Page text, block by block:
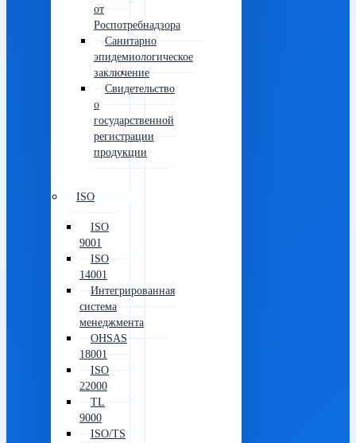
от
Роспотребнадзора
Санитарно
эпидемиологическое
заключение
Свидетельство
о
государственной
регистрации
продукции
ISO
ISO
9001
ISO
14001
Интегрированная
система
менеджмента
OHSAS
18001
ISO
22000
TL
9000
ISO/TS